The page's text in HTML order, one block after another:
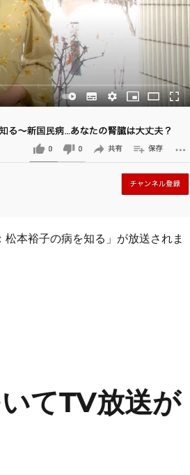
本裕子の病を知る」が放送されま
放送されました” の
てTV放送が